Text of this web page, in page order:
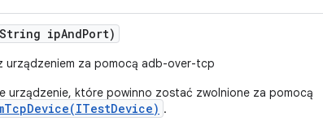
ipAndPort)
urządzeniem za pomocą adb-over-tcp
urządzenie, które powinno zostać zwolnione za pomocą
.